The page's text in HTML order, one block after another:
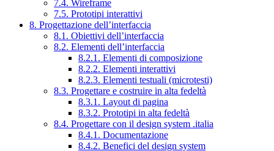
7.4. Wireframe
7.5. Prototipi interattivi
8. Progettazione dell’interfaccia
8.1. Obiettivi dell’interfaccia
8.2. Elementi dell’interfaccia
8.2.1. Elementi di composizione
8.2.2. Elementi interattivi
8.2.3. Elementi testuali (microtesti)
8.3. Progettare e costruire in alta fedeltà
8.3.1. Layout di pagina
8.3.2. Prototipi in alta fedeltà
8.4. Progettare con il design system .italia
8.4.1. Documentazione
8.4.2. Benefici del design system